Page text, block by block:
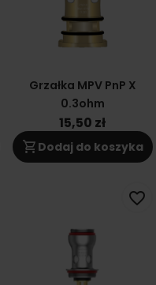
Grzałka MPV PnP X
0.3ohm
15,50 zł
shopping_cart Dodaj do koszyka
favorite_border